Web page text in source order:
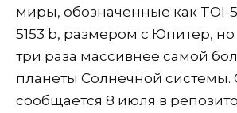
миры, обозначенные как TOI-
5153 b, размером с Юпитер,
три раза массивнее самой
планеты Солнечной системы.
сообщается 8 июля в